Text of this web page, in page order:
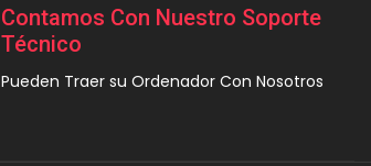
Contamos Con Nuestro Soporte
Técnico
Pueden Traer su Ordenador Con Nosotros